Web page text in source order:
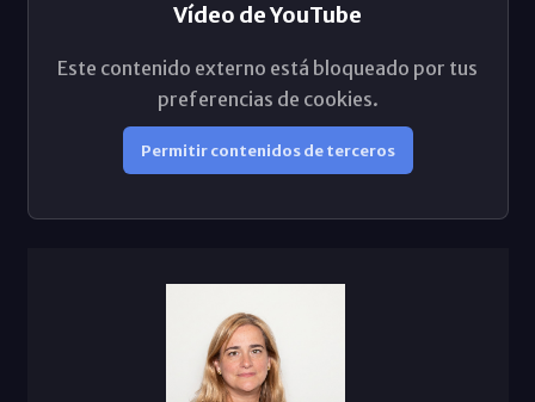
Vídeo de YouTube
Este contenido externo está bloqueado por tus
preferencias de cookies.
Permitir contenidos de terceros